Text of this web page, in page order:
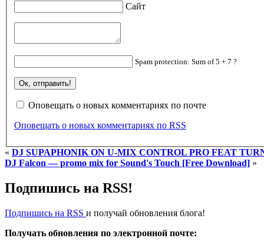
Сайт
Spam protection: Sum of 5 + 7 ?
Оповещать о новых комментариях по почте
Оповещать о новых комментариях по RSS
« DJ SUPAPHONIK ON U-MIX CONTROL PRO FEAT
DJ Falcon — promo mix for Sound's Touch [Free Download] »
Подпишись на RSS!
Подпишись на RSS и получай обновления блога!
Получать обновления по электронной почте: